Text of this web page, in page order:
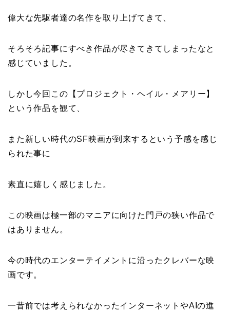
偉大な先駆者達の名作を取り上げてきて、
そろそろ記事にすべき作品が尽きてきてしまったなと
感じていました。
しかし今回この【プロジェクト・ヘイル・メアリー】
という作品を観て、
また新しい時代のSF映画が到来するという予感を感じ
られた事に
素直に嬉しく感じました。
この映画は極一部のマニアに向けた門戸の狭い作品で
はありません。
今の時代のエンターテイメントに沿ったクレバーな映
画です。
一昔前では考えられなかったインターネットやAIの進